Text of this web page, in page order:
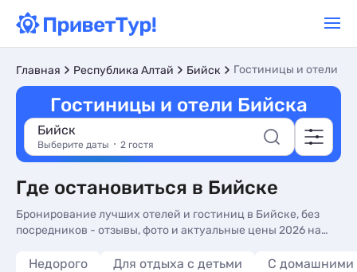
Главная Республика Алтай Бийск Гостиницы и отели
Гостиницы и отели Бийска
Бийск
Выберите даты 2 гостя
Где остановиться в Бийске
Бронирование лучших отелей и гостиниц в Бийске, без
посредников - отзывы, фото и актуальные цены 2026 на
более 10 вариантов, от 3201 руб, номера с кухней в номере,
Недорого Для отдыха с детьми С